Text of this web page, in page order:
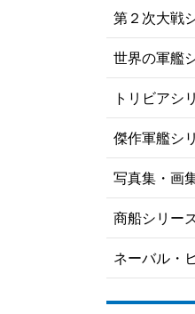
第２次大戦
世界の軍艦
トリビアシ
傑作軍艦シ
写真集・画
商船シリー
ネーバル・